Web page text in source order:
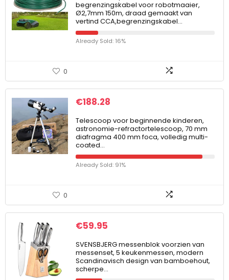
begrenzingskabel voor robotmaaier,
Ø2,7mm 150m, draad gemaakt van
vertind CCA,begrenzingskabel…
Already Sold: 16%
0
€188.28
Telescoop voor beginnende kinderen,
astronomie-refractortelescoop, 70 mm
diafragma 400 mm foca, volledig multi-
coated…
Already Sold: 91%
0
€59.95
SVENSBJERG messenblok voorzien van
messenset, 5 keukenmessen, modern
Scandinavisch design van bamboehout,
scherpe…